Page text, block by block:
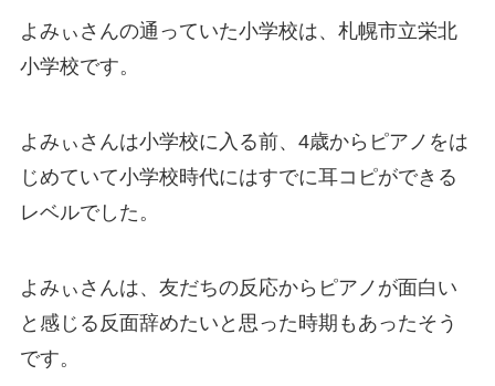
よみぃさんの通っていた小学校は、札幌市立栄北
小学校です。
よみぃさんは小学校に入る前、4歳からピアノをは
じめていて小学校時代にはすでに耳コピができる
レベルでした。
よみぃさんは、友だちの反応からピアノが面白い
と感じる反面辞めたいと思った時期もあったそう
です。